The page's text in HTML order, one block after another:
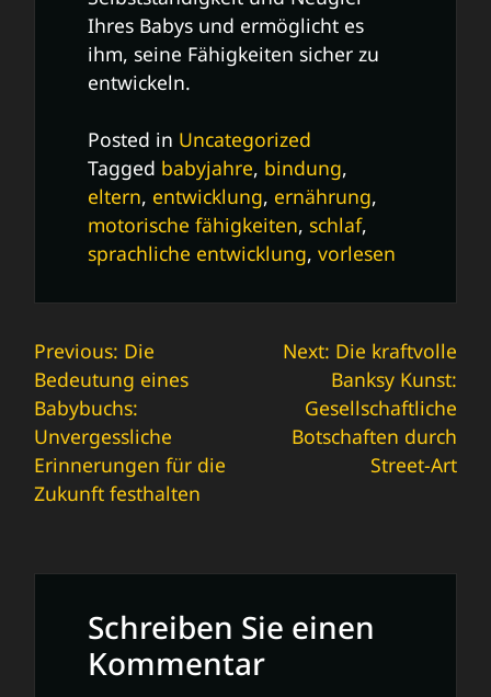
Ihres Babys und ermöglicht es
ihm, seine Fähigkeiten sicher zu
entwickeln.
Posted in Uncategorized
Tagged babyjahre, bindung,
eltern, entwicklung, ernährung,
motorische fähigkeiten, schlaf,
sprachliche entwicklung, vorlesen
Beitrags-
Navigation
Previous: Die
Bedeutung eines
Babybuchs:
Unvergessliche
Erinnerungen für die
Zukunft festhalten
Next: Die kraftvolle
Banksy Kunst:
Gesellschaftliche
Botschaften durch
Street-Art
Schreiben Sie einen
Kommentar